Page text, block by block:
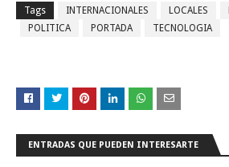
Tags INTERNACIONALES LOCALES
POLITICA
PORTADA TECNOLOGIA
ENTRADAS QUE PUEDEN INTERESARTE